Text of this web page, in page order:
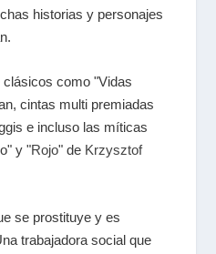
historias y personajes
como "Vidas
cintas multi premiadas
e incluso las míticas
y "Rojo" de Krzysztof
se prostituye y es
trabajadora social que